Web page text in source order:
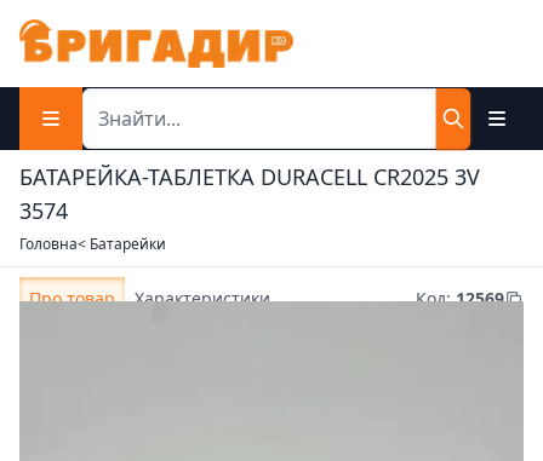
БАТАРЕЙКА-ТАБЛЕТКА DURACELL CR2025 3V
3574
Головна< Батарейки
Про товар Характеристики Код:12569